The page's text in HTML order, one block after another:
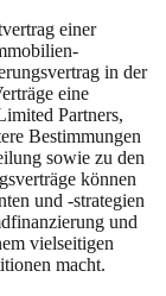
einer
in der
eine
Partners,
Bestimmungen
sowie zu den
können
und -strategien
und
vielseitigen
macht.